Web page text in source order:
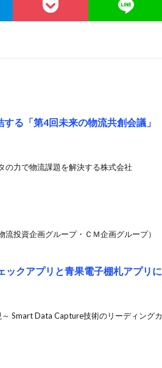
る「第4回未来の物流共創会議」
の力で物流課題を解決する株式会社
投資企画グループ・ＣＭ企画グループ）
ックアプリと青果電子棚札アプリに
Smart Data Capture技術のリーディングカ